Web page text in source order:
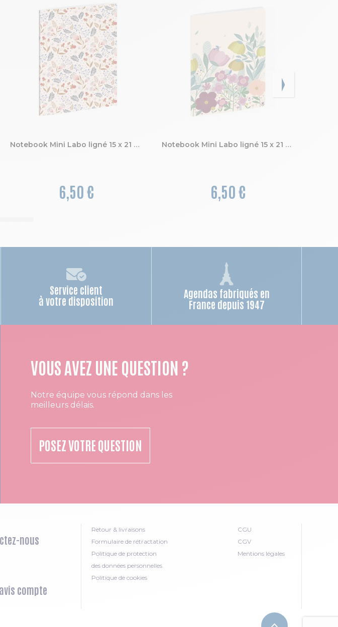
Notebook Mini Labo ligné 15 x 21 cm
6,50 €
Notebook Mini Labo ligné 15 x 21 cm
6,50 €
Service client
à votre disposition
Agendas fabriqués en
France depuis 1947
VOUS AVEZ UNE QUESTION ?
Notre équipe vous répond dans les
meilleurs délais.
POSEZ VOTRE QUESTION
nous
compte
Retour & livraisons
Formulaire de rétractation
Politique de protection
des données personnelles
Politique de cookies
CGU
CGV
Mentions légales